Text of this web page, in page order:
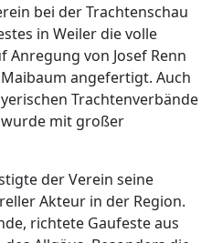
bei der Trachtenschau
in Weiler die volle
Anregung von Josef Renn
angefertigt. Auch
Trachtenverbände
wurde mit großer
der Verein seine
Akteur in der Region.
richtete Gaufeste aus